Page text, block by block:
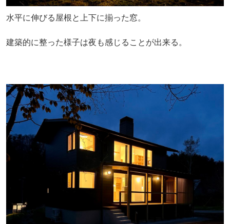
水平に伸びる屋根と上下に揃った窓。
建築的に整った様子は夜も感じることが出来る。